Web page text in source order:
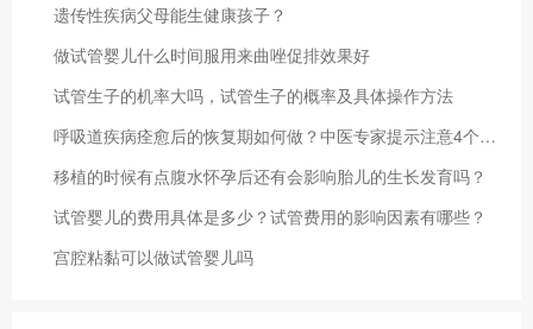
遗传性疾病父母能生健康孩子？
做试管婴儿什么时间服用来曲唑促排效果好
试管生子的机率大吗，试管生子的概率及具体操作方法
呼吸道疾病痊愈后的恢复期如何做？中医专家提示注意4个方面
移植的时候有点腹水怀孕后还有会影响胎儿的生长发育吗？
试管婴儿的费用具体是多少？试管费用的影响因素有哪些？
宫腔粘黏可以做试管婴儿吗